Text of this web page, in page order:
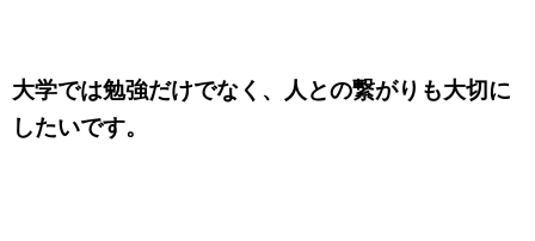
大学では勉強だけでなく、人との繋がりも大切に
したいです。